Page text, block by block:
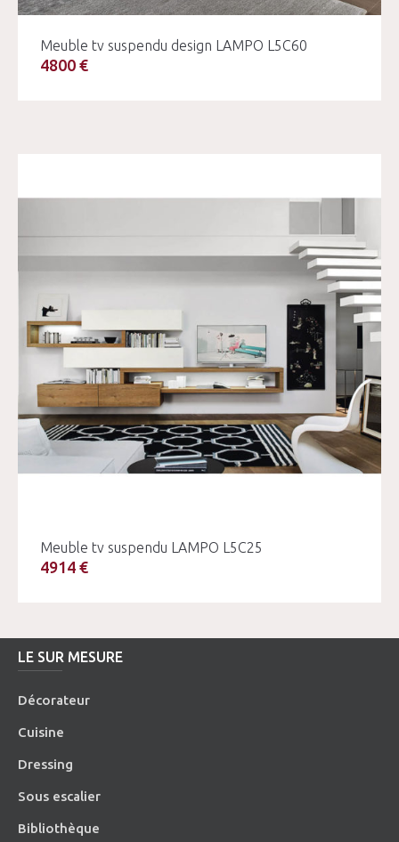
Meuble tv suspendu design LAMPO L5C60
4800 €
Meuble tv suspendu LAMPO L5C25
4914 €
LE SUR MESURE
Décorateur
Cuisine
Dressing
Sous escalier
Bibliothèque